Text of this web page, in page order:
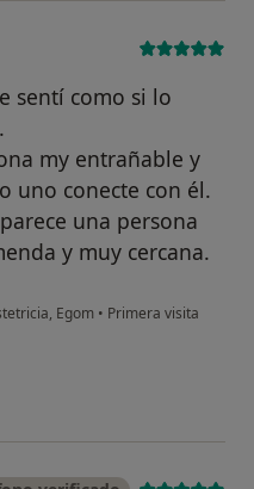
sentí como si lo
my entrañable y
uno conecte con él.
una persona
y muy cercana.
Egom • Primera visita